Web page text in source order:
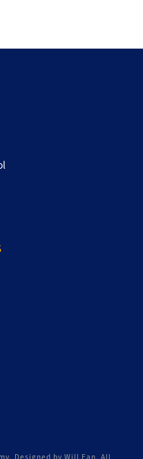
Designed by Will Fan. All